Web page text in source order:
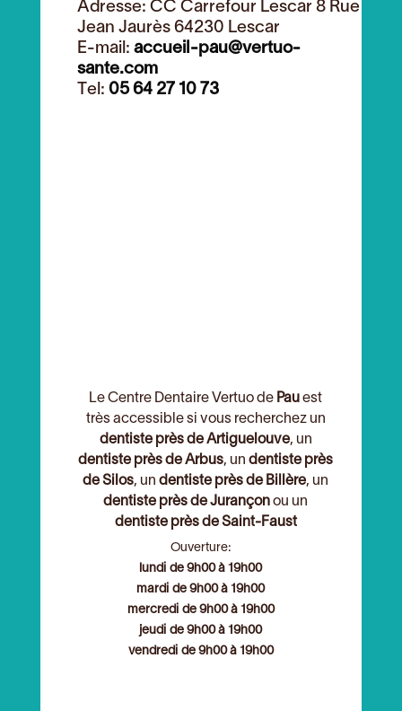
Adresse: CC Carrefour Lescar 8 Rue
Jean Jaurès 64230 Lescar
E-mail: accueil-pau@vertuo-
sante.com
Tel: 05 64 27 10 73
Le Centre Dentaire Vertuo de Pau est
très accessible si vous recherchez un
dentiste près de Artiguelouve, un
dentiste près de Arbus, undentiste près
de Silos, undentiste près de Billère, un
dentiste près de Jurançon ou un
dentiste près de Saint-Faust
Ouverture:
lundi de 9h00 à 19h00
mardi de 9h00 à 19h00
mercredi de 9h00 à 19h00
jeudi de 9h00 à 19h00
vendredi de 9h00 à 19h00